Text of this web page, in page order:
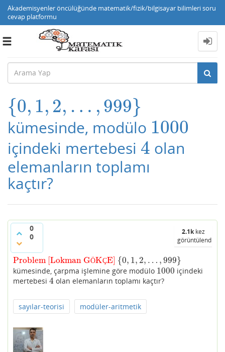
Akademisyenler öncülüğünde matematik/fizik/bilgisayar bilimleri soru
cevap platformu
Toggle
{0, 1, 2, … , 999}
{0,1 ,2, …,999}
kümesinde, modülo 1000
1000
içindeki mertebesi 4
4 olan
elemanların toplamı
kaçtır?
0
0
2.1kkez
görüntülendi
Problem [Lokman GÖKÇE]
Problem [Lokman GÖKÇE] {0, 1, 2, … ,999}
{ 0,1 ,2,…,999 }
kümesinde, çarpma işlemine göre modülo 1000
1000 içindeki
mertebesi 4
4olan elemanların toplamı kaçtır?
sayılar-teorisi modüler-aritmetik